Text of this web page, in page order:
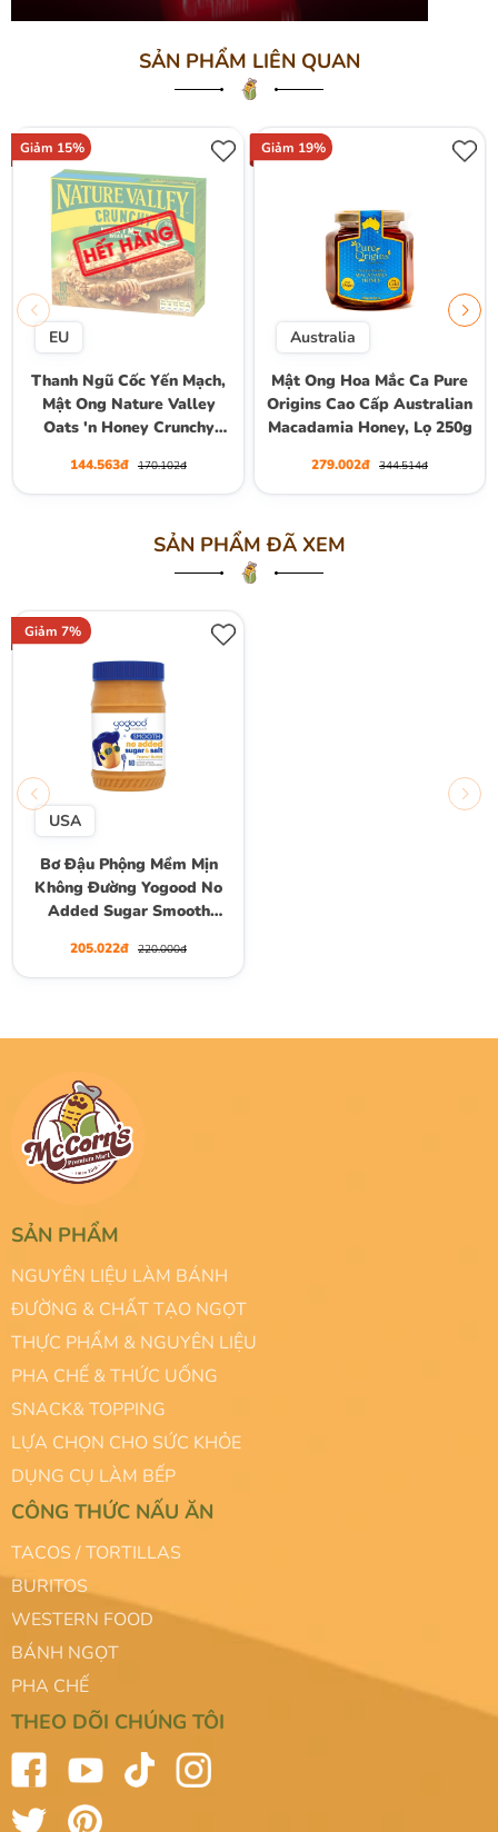
SẢN PHẨM LIÊN QUAN
Giảm 15%
EU
Thanh Ngũ Cốc Yến Mạch,
Mật Ong Nature Valley
Oats 'n Honey Crunchy
Thanh (5 Gói) , Hộp 210g
144.563đ 170.102đ
Giảm 19%
Australia
Mật Ong Hoa Mắc Ca Pure
Origins Cao Cấp Australian
Macadamia Honey, Lọ 250g
279.002đ 344.514đ
SẢN PHẨM ĐÃ XEM
Giảm 7%
USA
Bơ Đậu Phộng Mềm Mịn
Không Đường Yogood No
Added Sugar Smooth
205.022đ 220.000đ
SẢN PHẨM
NGUYÊN LIỆU LÀM BÁNH
ĐƯỜNG & CHẤT TẠO NGỌT
THỰC PHẨM & NGUYÊN LIỆU
PHA CHẾ & THỨC UỐNG
SNACK& TOPPING
LỰA CHỌN CHO SỨC KHỎE
DỤNG CỤ LÀM BẾP
CÔNG THỨC NẤU ĂN
TACOS / TORTILLAS
BURITOS
WESTERN FOOD
BÁNH NGỌT
PHA CHẾ
THEO DÕI CHÚNG TÔI